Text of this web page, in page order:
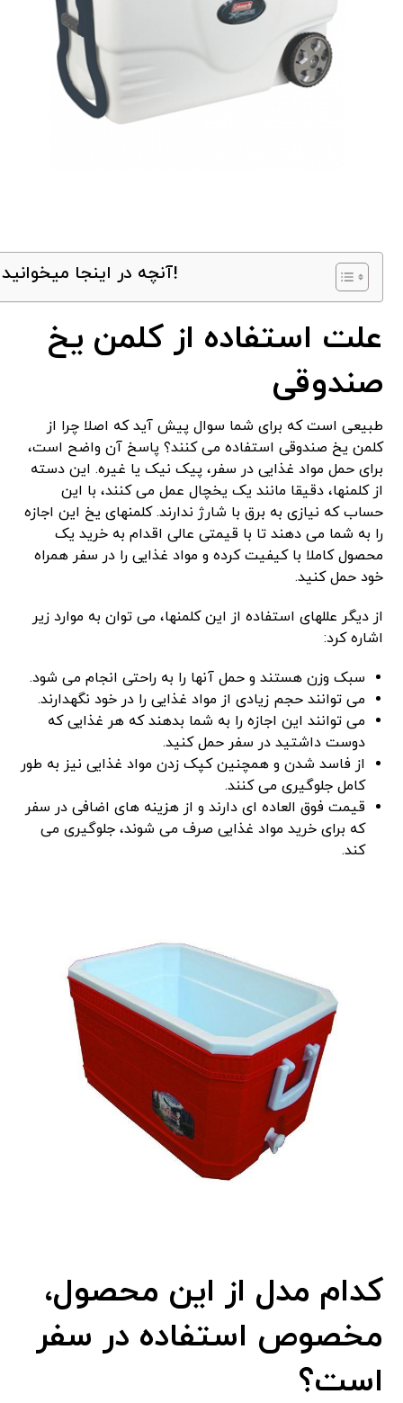
آنچه در اینجا میخوانید!
علت استفاده از کلمن یخ
صندوقی
طبیعی است که برای شما سوال پیش آید که اصلا چرا از
کلمن یخ صندوقی استفاده می کنند؟ پاسخ آن واضح است،
برای حمل مواد غذایی در سفر، پیک نیک یا غیره. این دسته
از کلمنها، دقیقا مانند یک یخچال عمل می کنند، با این
حساب که نیازی به برق با شارژ ندارند. کلمنهای یخ این اجازه
را به شما می دهند تا با قیمتی عالی اقدام به خرید یک
محصول کاملا با کیفیت کرده و مواد غذایی را در سفر همراه
خود حمل کنید.
از دیگر عللهای استفاده از این کلمنها، می توان به موارد زیر
اشاره کرد:
سبک وزن هستند و حمل آنها را به راحتی انجام می شود.
می توانند حجم زیادی از مواد غذایی را در خود نگهدارند.
می توانند این اجازه را به شما بدهند که هر غذایی که
دوست داشتید در سفر حمل کنید.
از فاسد شدن و همچنین کپک زدن مواد غذایی نیز به طور
کامل جلوگیری می کنند.
قیمت فوق العاده ای دارند و از هزینه های اضافی در سفر
که برای خرید مواد غذایی صرف می شوند، جلوگیری می
کند.
کدام مدل از این محصول،
مخصوص استفاده در سفر
است؟